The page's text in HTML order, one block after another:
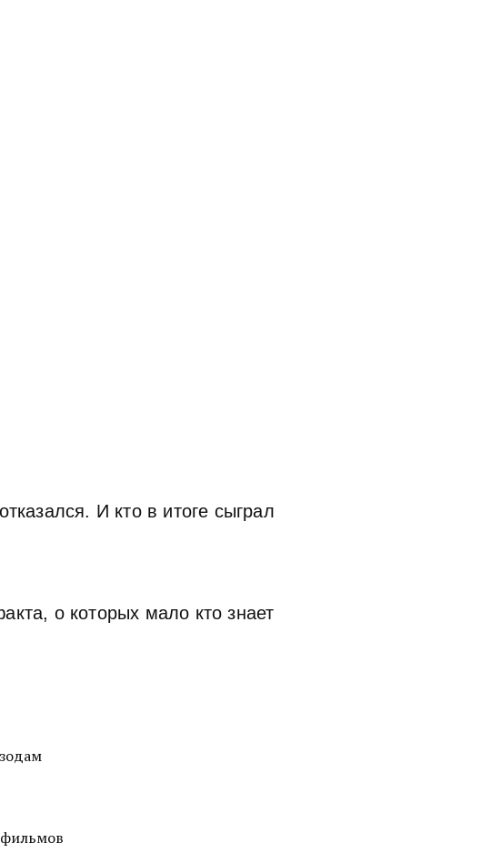
И кто в итоге сыграл
о которых мало кто знает